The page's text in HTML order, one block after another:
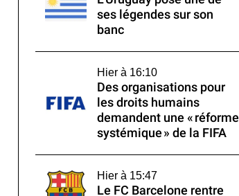
ses légendes sur son
banc
Hier à 16:10
Des organisations pour
les droits humains
demandent une « réforme
systémique » de la FIFA
Hier à 15:47
Le FC Barcelone rentre